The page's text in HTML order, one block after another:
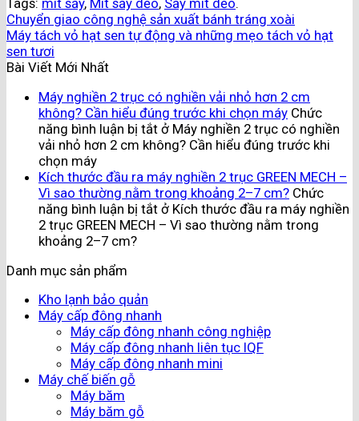
Chuyển giao công nghệ sản xuất bánh tráng xoài
Máy tách vỏ hạt sen tự động và những mẹo tách vỏ hạt
sen tươi
Bài Viết Mới Nhất
Máy nghiền 2 trục có nghiền vải nhỏ hơn 2 cm
không? Cần hiểu đúng trước khi chọn máy Chức
năng bình luận bị tắt ở Máy nghiền 2 trục có nghiền
vải nhỏ hơn 2 cm không? Cần hiểu đúng trước khi
chọn máy
Kích thước đầu ra máy nghiền 2 trục GREEN MECH –
Vì sao thường nằm trong khoảng 2–7 cm? Chức
năng bình luận bị tắt ở Kích thước đầu ra máy nghiền
2 trục GREEN MECH – Vì sao thường nằm trong
khoảng 2–7 cm?
Danh mục sản phẩm
Kho lạnh bảo quản
Máy cấp đông nhanh
Máy cấp đông nhanh công nghiệp
Máy cấp đông nhanh liên tục IQF
Máy cấp đông nhanh mini
Máy chế biến gỗ
Máy băm
Máy băm gỗ